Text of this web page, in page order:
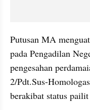
Putusan MA
pada Pengadilan
pengesahan
2/Pdt.Sus-
berakibat status pailit